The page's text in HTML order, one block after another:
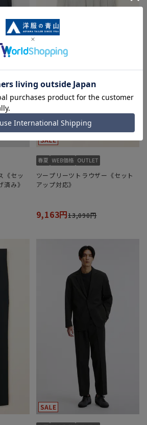
《セッ
済み》
ツープリーツトラウザー《セット
アップ対応》
9,163円13,090円